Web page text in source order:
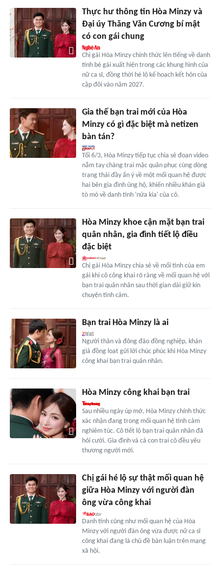
Thực hư thông tin Hòa Minzy và
Đại úy Thăng Văn Cương bí mật
có con gái chung
Chị gái Hòa Minzy chính thức lên tiếng về danh
tính bé gái xuất hiện trong các khung hình của
nữ ca sĩ, đồng thời hé lộ kế hoạch kết hôn của
cặp đôi vào năm 2027.
Gia thế bạn trai mới của Hòa
Minzy có gì đặc biệt mà netizen
bàn tán?
Tối 6/3, Hòa Minzy tiếp tục chia sẻ đoạn video
nắm tay chàng trai mặc quân phục cùng dòng
trạng thái đầy ẩn ý về một mối quan hệ được
hai bên gia đình ủng hộ, khiến nhiều khán giả
tò mò về danh tính 'nửa kia' của cô.
Hòa Minzy khoe cận mặt bạn trai
quân nhân, gia đình tiết lộ điều
đặc biệt
Chị gái Hòa Minzy chia sẻ về mối tình của em
gái khi cô công khai rõ ràng về mối quan hệ với
bạn trai quân nhân sau thời gian dài giữ kín
chuyện tình cảm.
Bạn trai Hòa Minzy là ai
Người thân và đông đảo đồng nghiệp, khán
giả đồng loạt gửi lời chúc phúc khi Hòa Minzy
công khai bạn trai quân nhân.
Hòa Minzy công khai bạn trai
Sau nhiều ngày úp mở, Hòa Minzy chính thức
xác nhận đang trong mối quan hệ tình cảm
nghiêm túc. Cô tiết lộ bạn trai quân nhân đã
hỏi cưới. Gia đình và cả con trai cô đều yêu
thương người mới.
Chị gái hé lộ sự thật mối quan hệ
giữa Hòa Minzy với người đàn
ông vừa công khai
Danh tính cũng như mối quan hệ của Hòa
Minzy với người đàn ông vừa được nữ ca sĩ
công khai đang là chủ đề bàn luận trên mạng
xã hội.